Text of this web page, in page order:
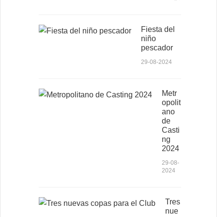
Fiesta del
niño
pescador
29-08-2024
Metr
opolit
ano
de
Casti
ng
2024
29-08-
2024
Tres
nue